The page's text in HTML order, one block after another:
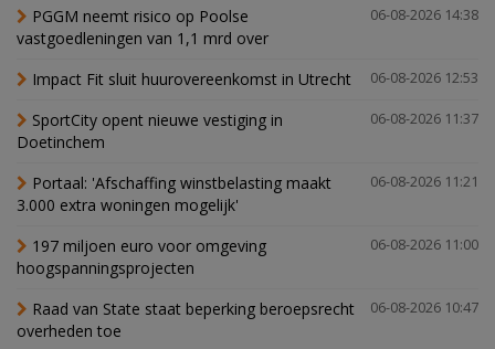
06-08-2026 14:38
PGGM neemt risico op Poolse
vastgoedleningen van 1,1 mrd over
06-08-2026 12:53
Impact Fit sluit huurovereenkomst in Utrecht
06-08-2026 11:37
SportCity opent nieuwe vestiging in
Doetinchem
06-08-2026 11:21
Portaal: 'Afschaffing winstbelasting maakt
3.000 extra woningen mogelijk'
06-08-2026 11:00
197 miljoen euro voor omgeving
hoogspanningsprojecten
06-08-2026 10:47
Raad van State staat beperking beroepsrecht
overheden toe